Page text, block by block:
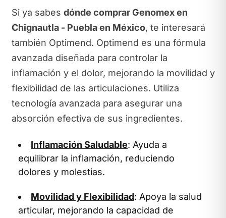
Si ya sabes dónde comprar Genomex en
Chignautla - Puebla en México, te interesará
también Optimend. Optimend es una fórmula
avanzada diseñada para controlar la
inflamación y el dolor, mejorando la movilidad y
flexibilidad de las articulaciones. Utiliza
tecnología avanzada para asegurar una
absorción efectiva de sus ingredientes.
Inflamación Saludable: Ayuda a
equilibrar la inflamación, reduciendo
dolores y molestias.
Movilidad y Flexibilidad: Apoya la salud
articular, mejorando la capacidad de